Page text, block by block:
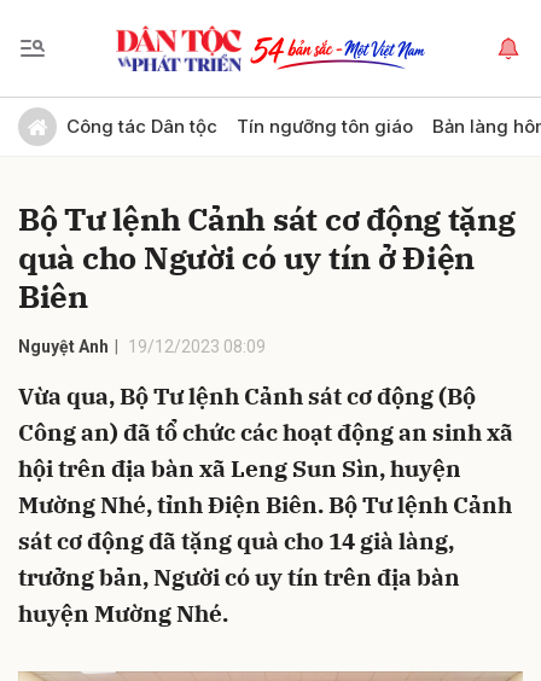
Công tác Dân tộc Tín ngưỡng tôn giáo Bản làng
Bộ Tư lệnh Cảnh sát cơ động tặng
quà cho Người có uy tín ở Điện
Biên
Nguyệt Anh 19/12/2023 08:09
Vừa qua, Bộ Tư lệnh Cảnh sát cơ động (Bộ
Công an) đã tổ chức các hoạt động an sinh xã
hội trên địa bàn xã Leng Sun Sìn, huyện
Mường Nhé, tỉnh Điện Biên. Bộ Tư lệnh Cảnh
sát cơ động đã tặng quà cho 14 già làng,
trưởng bản, Người có uy tín trên địa bàn
huyện Mường Nhé.
Gửi bình luận